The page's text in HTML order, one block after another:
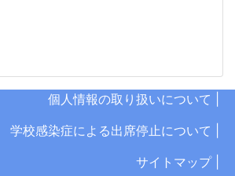
個人情報の取り扱いについて |
学校感染症による出席停止について |
サイトマップ |